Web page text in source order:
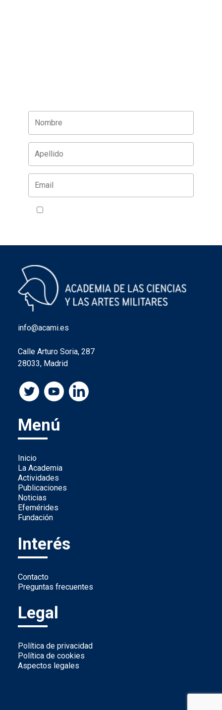
info@acami.es
Calle Arturo Soria, 287
28033, Madrid
Menú
Inicio
La Academia
Actividades
Publicaciones
Noticias
Efemérides
Fundación
Interés
Contacto
Preguntas frecuentes
Legal
Política de privacidad
Política de cookies
Aspectos legales